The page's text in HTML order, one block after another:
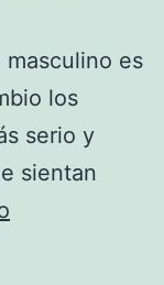
es
los
serio y
sientan